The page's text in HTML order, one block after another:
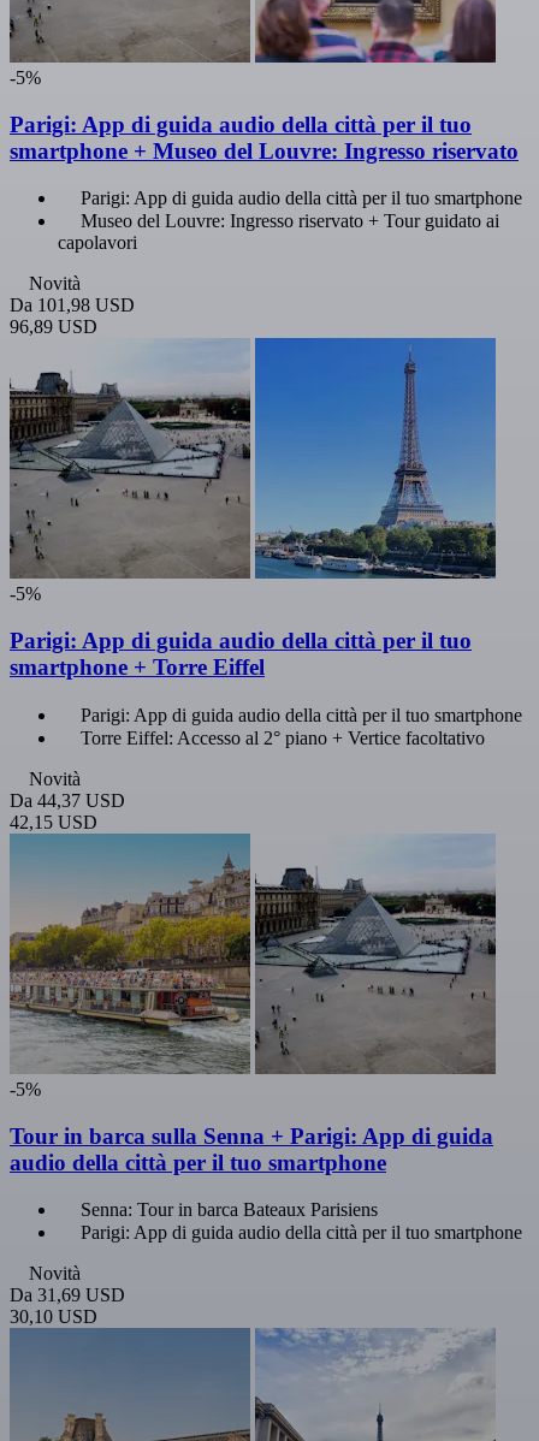
-5%
Parigi: App di guida audio della città per il tuo
smartphone + Museo del Louvre: Ingresso riservato
Parigi: App di guida audio della città per il tuo smartphone
Museo del Louvre: Ingresso riservato + Tour guidato ai
capolavori
Novità
Da 101,98 USD
96,89 USD
-5%
Parigi: App di guida audio della città per il tuo
smartphone + Torre Eiffel
Parigi: App di guida audio della città per il tuo smartphone
Torre Eiffel: Accesso al 2° piano + Vertice facoltativo
Novità
Da 44,37 USD
42,15 USD
-5%
Tour in barca sulla Senna + Parigi: App di guida
audio della città per il tuo smartphone
Senna: Tour in barca Bateaux Parisiens
Parigi: App di guida audio della città per il tuo smartphone
Novità
Da 31,69 USD
30,10 USD